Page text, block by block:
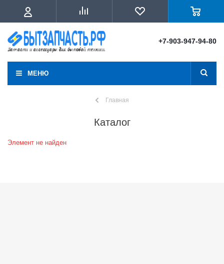
+7-903-947-94-80
МЕНЮ
Главная
Каталог
Элемент не найден